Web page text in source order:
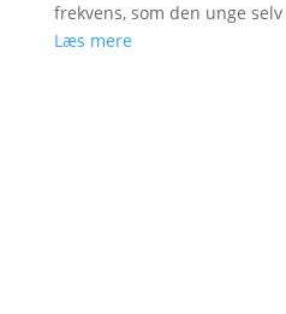
frekvens, som den unge
Læs mere